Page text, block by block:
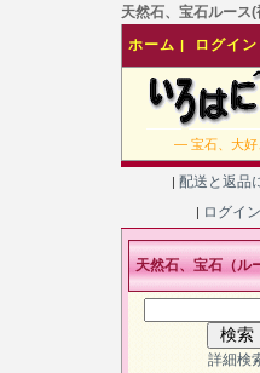
天然石、宝石ルー
ホーム | ログイン
― 宝石、大
| 配送と返品
| ログイ
天然石、宝石（ル
詳細検